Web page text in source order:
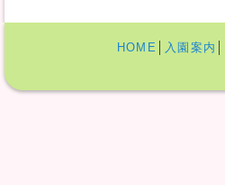
HOME 入園案内